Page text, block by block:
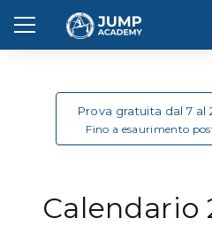
Prova gratuita dal 7 al
Fino a esaurimento
Seleziona
Calendario